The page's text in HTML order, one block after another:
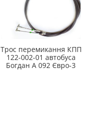
Трос перемикання КПП
122-002-01 автобуса
Богдан А 092 Євро-3